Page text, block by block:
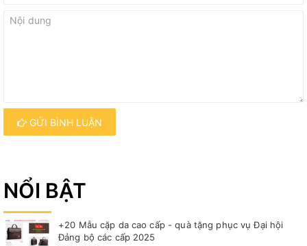
GỬI BÌNH LUẬN
NỔI BẬT
+20 Mẫu cặp da cao cấp - quà tặng phục vụ Đại hội
Đảng bộ các cấp 2025